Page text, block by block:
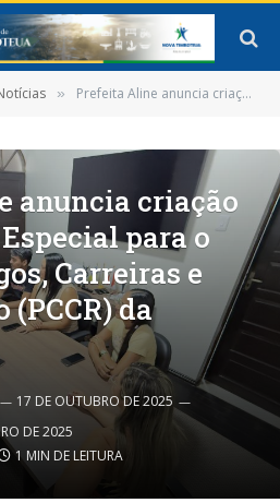
» Prefeita Aline anuncia criação da Comissão Especial para o Plano de Cargos, Carreiras e Remuneração (PCCR) da Educação
anuncia criação
para o
Carreiras e
(PCCR) da
17 DE OUTUBRO DE 2025
DE 2025
1 MIN DE LEITURA